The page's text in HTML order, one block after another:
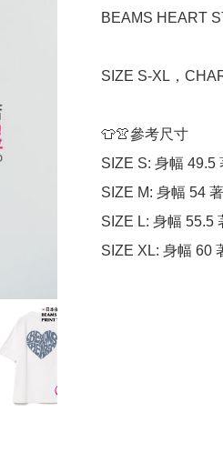
BEAMS HEART
SIZE S-XL，
👕👚參考尺寸
SIZE S: 身幅 49.5
SIZE M: 身幅 54
SIZE L: 身幅 55.5
SIZE XL: 身幅 60